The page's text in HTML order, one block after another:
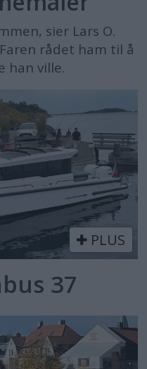
sier Lars O.
rådet ham til å
han ville.
PLUS
37